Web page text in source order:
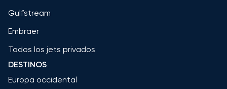
Gulfstream
Embraer
Todos los jets privados
DESTINOS
Europa occidental